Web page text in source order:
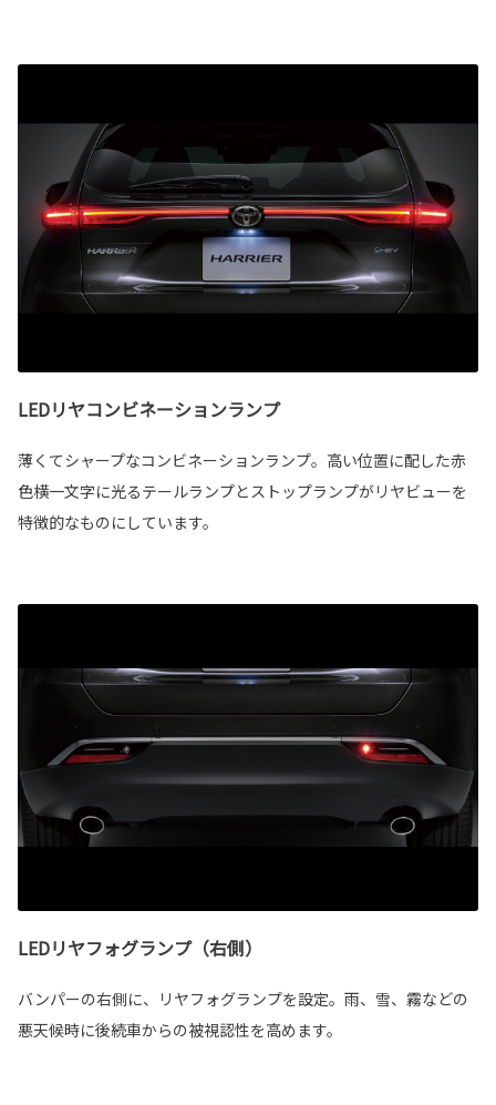
LEDリヤコンビネーションランプ
薄くてシャープなコンビネーションランプ。高い位置に配した赤
色横一文字に光るテールランプとストップランプがリヤビューを
特徴的なものにしています。
LEDリヤフォグランプ（右側）
バンパーの右側に、リヤフォグランプを設定。雨、雪、霧などの
悪天候時に後続車からの被視認性を高めます。